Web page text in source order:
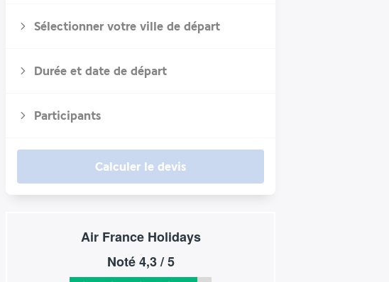
Sélectionner votre ville de départ
Durée et date de départ
Participants
Calculer le devis
Air France Holidays
Noté4,3/ 5